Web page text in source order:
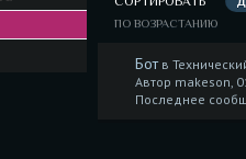
ПО ВОЗРАСТАНИЮ
Бот в
Автор makeson,
Последнее